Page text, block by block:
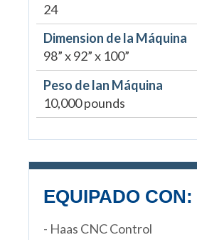
24
Dimension de la Máquina
98” x 92” x 100”
Peso de lan Máquina
10,000 pounds
EQUIPADO CON:
- Haas CNC Control